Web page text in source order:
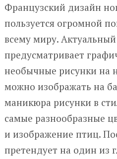
Французский дизайн
пользуется огромной
всему миру.
предусматривает
необычные рисунки на
можно изображать на
маникюра рисунки в
самые разнообразные
и изображение птиц.
претендует на один из